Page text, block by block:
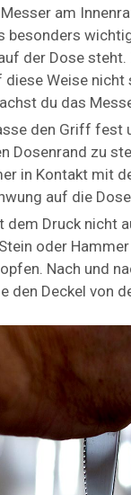
am
besonders
der Dose
diese Weise nicht
du das
den Griff fest
Dosenrand zu
in Kontakt mit
auf die
dem Druck nicht
oder
Nach und
den Deckel von